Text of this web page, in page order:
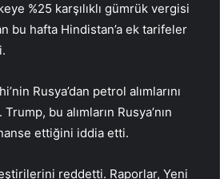
%25 karşılıklı gümrük vergisi
bu hafta Hindistan’a ek tarifeler
Rusya’dan petrol alımlarını
bu alımların Rusya’nın
ettiğini iddia etti.
reddetti. Raporlar, Yeni